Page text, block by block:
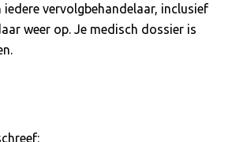
iedere vervolgbehandelaar, inclusief
weer op. Je medisch dossier is